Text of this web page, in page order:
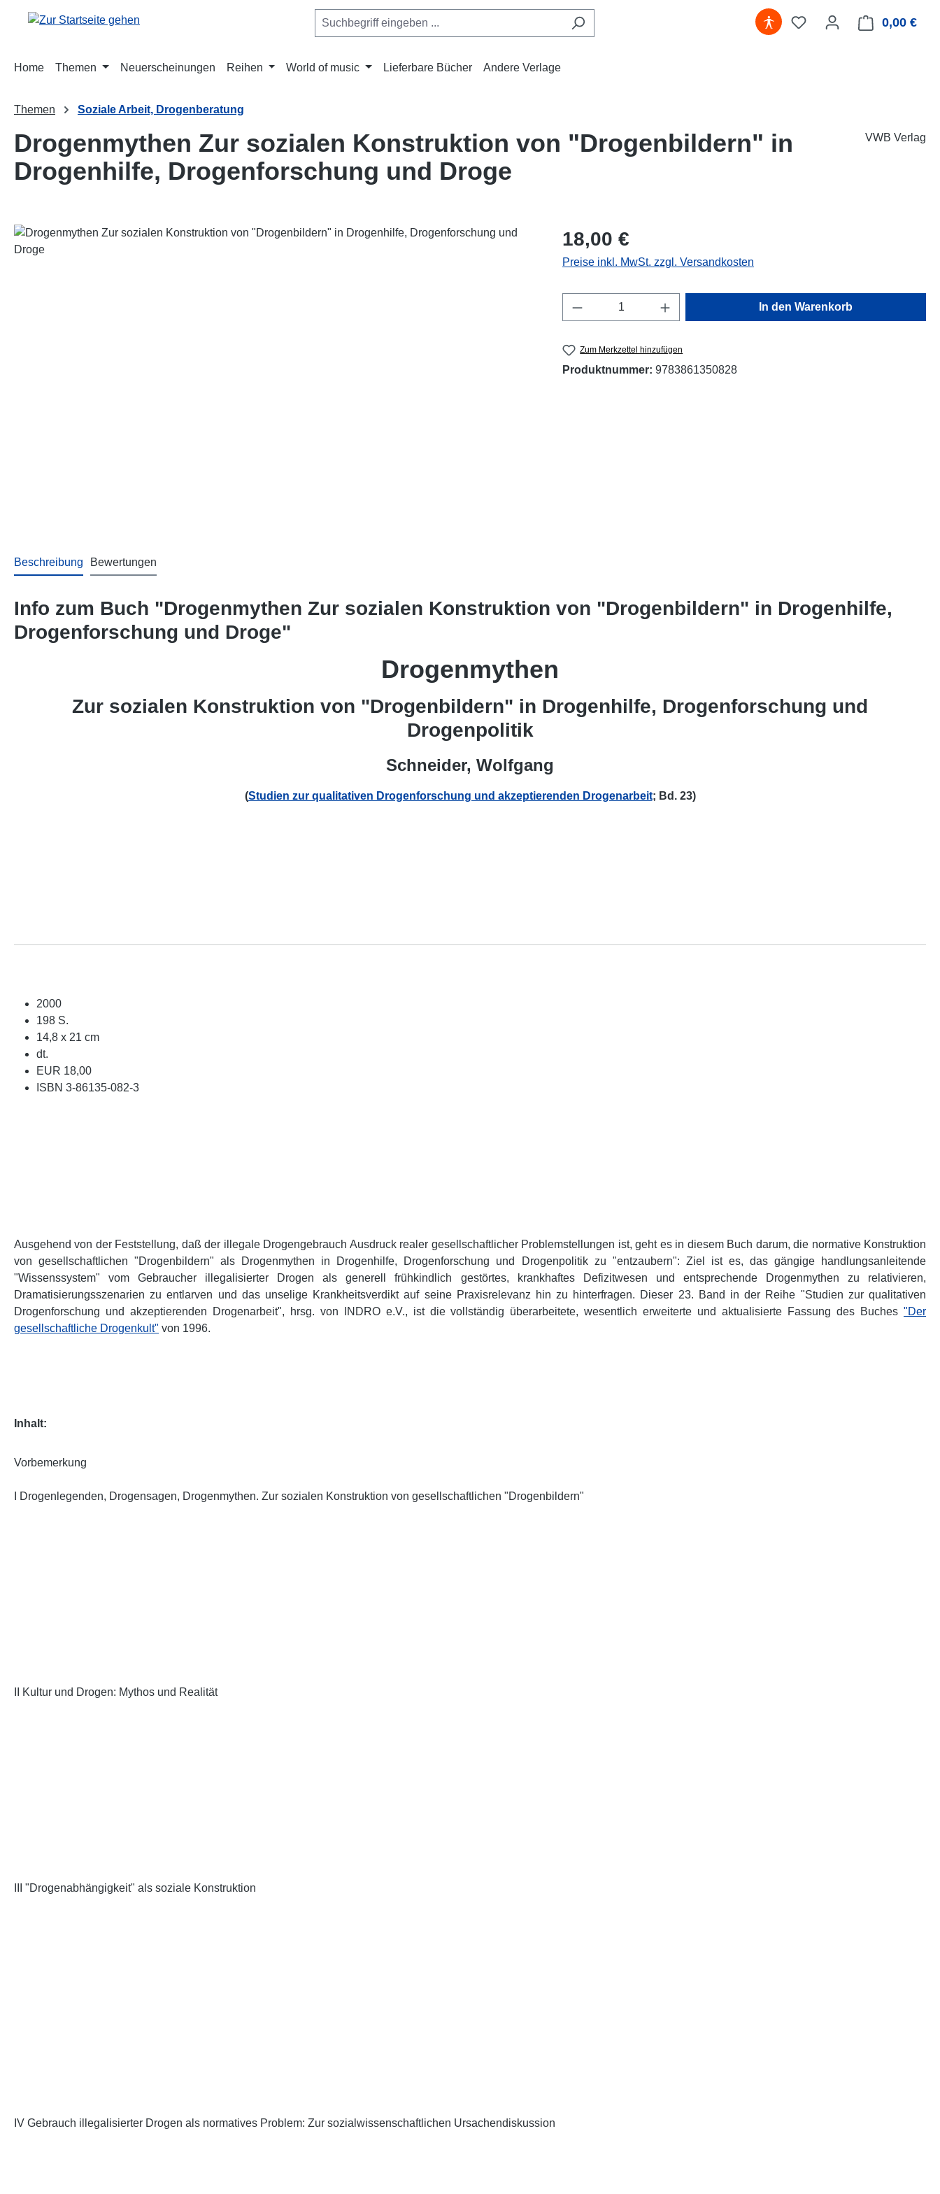
Hauptinhalt springen
Zur Suche springen
Zur Hauptnavigation springen 0,00 €
Home Themen Neuerscheinungen Reihen World of music Lieferbare Bücher Andere Verlage
Themen Soziale Arbeit, Drogenberatung
Drogenmythen Zur sozialen Konstruktion von "Drogenbildern" in
Drogenhilfe, Drogenforschung und Droge
VWB Verlag
Regulärer Preis:
18,00 €
Preise inkl. MwSt. zzgl. Versandkosten
Produkt Anzahl: Gib den gewünschten Wert ein
In den Warenkorb
Zum Merkzettel hinzufügen
Produktnummer: 9783861350828
Beschreibung Bewertungen
Info zum Buch "Drogenmythen Zur sozialen Konstruktion von "Drogenbildern" in Drogenhilfe,
Drogenforschung und Droge"
Drogenmythen
Zur sozialen Konstruktion von "Drogenbildern" in Drogenhilfe, Drogenforschung und
Drogenpolitik
Schneider, Wolfgang
(Studien zur qualitativen Drogenforschung und akzeptierenden Drogenarbeit; Bd. 23)
2000
198 S.
14,8 x 21 cm
dt.
EUR 18,00
ISBN 3-86135-082-3
Ausgehend von der Feststellung, daß der illegale Drogengebrauch Ausdruck realer gesellschaftlicher Problemstellungen ist, geht es in diesem Buch darum, die normative Konstruktion
von gesellschaftlichen "Drogenbildern" als Drogenmythen in Drogenhilfe, Drogenforschung und Drogenpolitik zu "entzaubern": Ziel ist es, das gängige handlungsanleitende
"Wissenssystem" vom Gebraucher illegalisierter Drogen als generell frühkindlich gestörtes, krankhaftes Defizitwesen und entsprechende Drogenmythen zu relativieren,
Dramatisierungsszenarien zu entlarven und das unselige Krankheitsverdikt auf seine Praxisrelevanz hin zu hinterfragen. Dieser 23. Band in der Reihe "Studien zur qualitativen
Drogenforschung und akzeptierenden Drogenarbeit", hrsg. von INDRO e.V., ist die vollständig überarbeitete, wesentlich erweiterte und aktualisierte Fassung des Buches "Der
gesellschaftliche Drogenkult" von 1996.
Inhalt:
Vorbemerkung
I Drogenlegenden, Drogensagen, Drogenmythen. Zur sozialen Konstruktion von gesellschaftlichen "Drogenbildern"
II Kultur und Drogen: Mythos und Realität
III "Drogenabhängigkeit" als soziale Konstruktion
IV Gebrauch illegalisierter Drogen als normatives Problem: Zur sozialwissenschaftlichen Ursachendiskussion